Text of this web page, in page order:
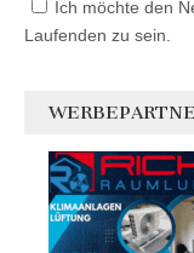
Ich möchte den
Laufenden zu sein.